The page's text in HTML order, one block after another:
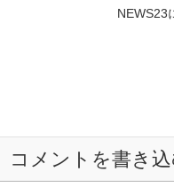
NEWS23
コメントを書き